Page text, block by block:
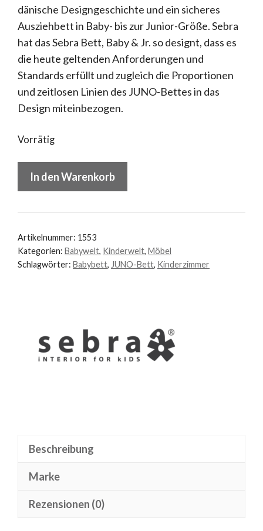
dänische Designgeschichte und ein sicheres
Ausziehbett in Baby- bis zur Junior-Größe. Sebra
hat das Sebra Bett, Baby & Jr. so designt, dass es
die heute geltenden Anforderungen und
Standards erfüllt und zugleich die Proportionen
und zeitlosen Linien des JUNO-Bettes in das
Design miteinbezogen.
Vorrätig
Das
&
Junior
Menge
In den Warenkorb
Artikelnummer: 1553
Kategorien: Babywelt, Kinderwelt, Möbel
Schlagwörter: Babybett, JUNO-Bett, Kinderzimmer
Beschreibung
Marke
Rezensionen (0)